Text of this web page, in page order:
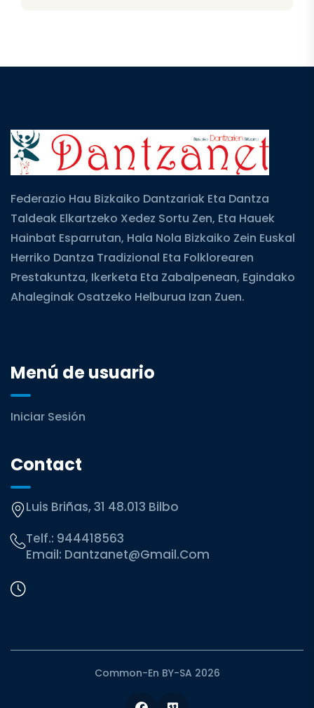
Federazio Hau Bizkaiko Dantzariak Eta Dantza
Taldeak Elkartzeko Xedez Sortu Zen, Eta Hauek
Hainbat Esparrutan, Hala Nola Bizkaiko Zein Euskal
Herriko Dantza Tradizional Eta Folklorearen
Prestakuntza, Ikerketa Eta Zabalpenean, Egindako
Ahaleginak Osatzeko Helburua Izan Zuen.
Menú de usuario
Iniciar Sesión
Contact
Luis Briñas, 31 48.013 Bilbo
Telf.: 944418563
Email: Dantzanet@gmail.com
Common-En BY-SA 2026